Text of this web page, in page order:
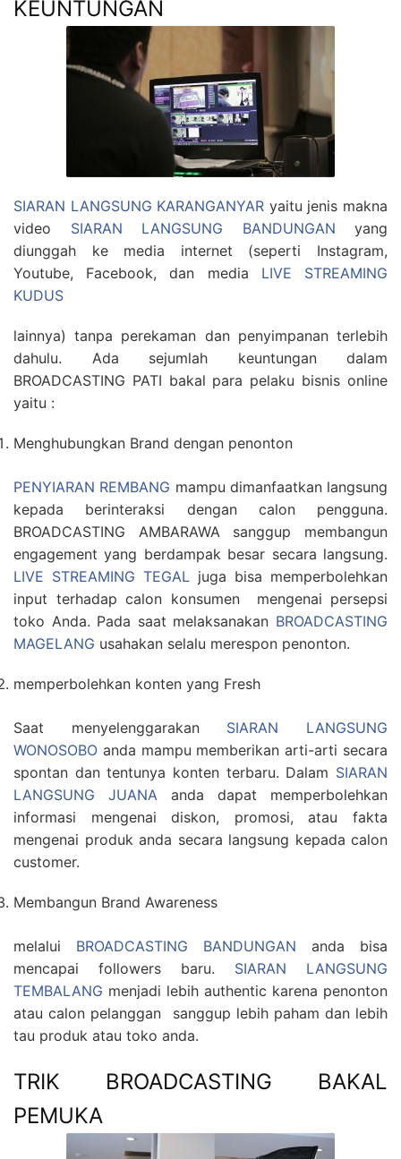
KEUNTUNGAN
SIARAN LANGSUNG KARANGANYAR yaitu jenis makna
video SIARAN LANGSUNG BANDUNGAN yang
diunggah ke media internet (seperti Instagram,
Youtube, Facebook, dan media LIVE STREAMING
KUDUS
lainnya) tanpa perekaman dan penyimpanan terlebih
dahulu. Ada sejumlah keuntungan dalam
BROADCASTING PATI bakal para pelaku bisnis online
yaitu :
Menghubungkan Brand dengan penonton
PENYIARAN REMBANG mampu dimanfaatkan langsung
kepada berinteraksi dengan calon pengguna.
BROADCASTING AMBARAWA sanggup membangun
engagement yang berdampak besar secara langsung.
LIVE STREAMING TEGAL juga bisa memperbolehkan
input terhadap calon konsumen mengenai persepsi
toko Anda. Pada saat melaksanakan BROADCASTING
MAGELANG usahakan selalu merespon penonton.
memperbolehkan konten yang Fresh
Saat menyelenggarakan SIARAN LANGSUNG
WONOSOBO anda mampu memberikan arti-arti secara
spontan dan tentunya konten terbaru. Dalam SIARAN
LANGSUNG JUANA anda dapat memperbolehkan
informasi mengenai diskon, promosi, atau fakta
mengenai produk anda secara langsung kepada calon
customer.
Membangun Brand Awareness
melalui BROADCASTING BANDUNGAN anda bisa
mencapai followers baru. SIARAN LANGSUNG
TEMBALANG menjadi lebih authentic karena penonton
atau calon pelanggan sanggup lebih paham dan lebih
tau produk atau toko anda.
TRIK BROADCASTING BAKAL
PEMUKA